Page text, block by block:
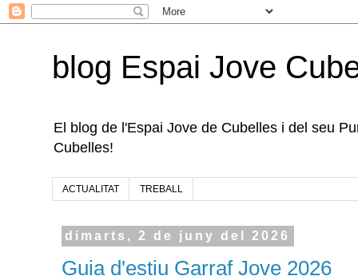
blog Espai Jove
El blog de l'Espai Jove de Cubelles i del seu
Cubelles!
ACTUALITAT TREBALL
dimarts, 2 de juny del 2026
Guia d'estiu Garraf Jove 2026